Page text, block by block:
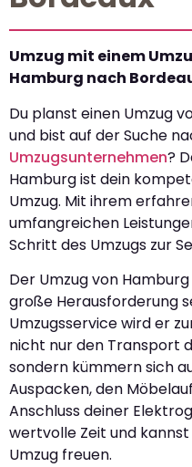
Umzug mit einem
Hamburg nach
Du planst einen Umzug
und bist auf der Suche
Umzugsunternehmen?
Hamburg ist dein
Umzug. Mit ihrem
umfangreichen
Schritt des Umzugs zur
Der Umzug von
große Herausforderung
Umzugsservice wird er
nicht nur den Transport
sondern kümmern sich
Auspacken, den
Anschluss deiner
wertvolle Zeit und
Umzug freuen.